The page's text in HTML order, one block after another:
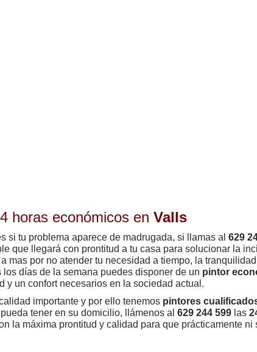
horas económicos en Valls
si tu problema aparece de madrugada, si llamas al 629
que llegará con prontitud a tu casa para solucionar la
mas por no atender tu necesidad a tiempo, la
los días de la semana puedes disponer de un pintor
y un confort necesarios en la sociedad actual.
importante y por ello tenemos pintores
tener en su domicilio, llámenos al 629 244 599 las
la máxima prontitud y calidad para que prácticamente ni